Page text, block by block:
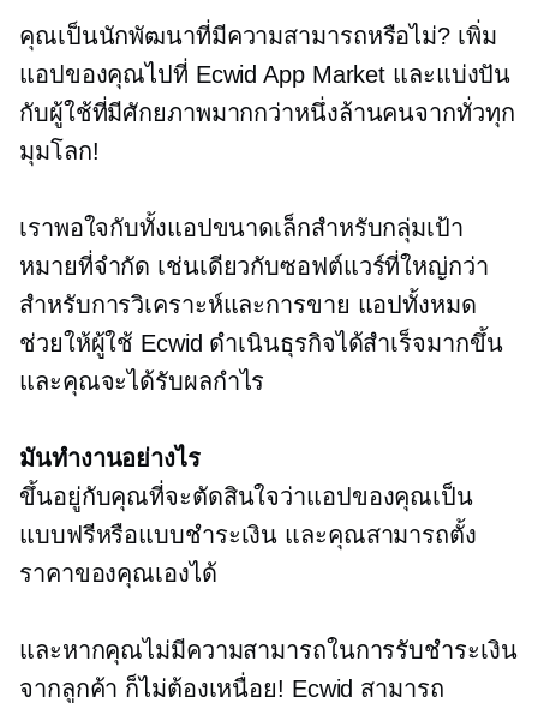
คุณเป็นนักพัฒนาที่มีความสามารถหรือไม่? เพิ่ม
แอปของคุณไปที่ Ecwid App Market และแบ่งปัน
กับผู้ใช้ที่มีศักยภาพมากกว่าหนึ่งล้านคนจากทั่วทุก
มุมโลก!
เราพอใจกับทั้งแอปขนาดเล็กสำหรับกลุ่มเป้า
หมายที่จำกัด เช่นเดียวกับซอฟต์แวร์ที่ใหญ่กว่า
สำหรับการวิเคราะห์และการขาย แอปทั้งหมด
ช่วยให้ผู้ใช้ Ecwid ดำเนินธุรกิจได้สำเร็จมากขึ้น
และคุณจะได้รับผลกำไร
มันทำงานอย่างไร
ขึ้นอยู่กับคุณที่จะตัดสินใจว่าแอปของคุณเป็น
แบบฟรีหรือแบบชำระเงิน และคุณสามารถตั้ง
ราคาของคุณเองได้
และหากคุณไม่มีความสามารถในการรับชำระเงิน
จากลูกค้า ก็ไม่ต้องเหนื่อย! Ecwid สามารถ